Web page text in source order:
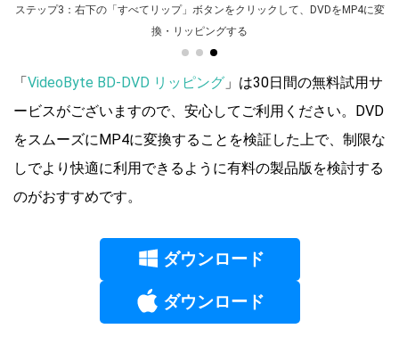
ステップ1：DVDドライブに挿入したDVDディスクを読み込む
「VideoByte BD-DVD リッピング 」は30日間の無料試用サ
ービスがございますので、安心してご利用ください。DVD
をスムーズにMP4に変換することを検証した上で、制限な
しでより快適に利用できるように有料の製品版を検討する
のがおすすめです。
ダウンロード
ダウンロード